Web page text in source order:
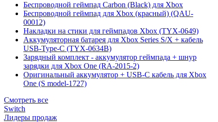
Беспроводной геймпад Carbon (Black) для Xbox
Беспроводной геймпад для Xbox (красный) (QAU-
00012)
Накладки на стики для геймпадов Xbox (TYX-0649)
Аккумуляторная батарея для Xbox Series S/X + кабель
USB-Type-C (TYX-0634B)
Зарядный комплект - аккумулятор геймпада + шнур
зарядки для Xbox One (RA-2015-2)
Оригинальный аккумулятор + USB-C кабель для Xbox
One (S model-1727)
Смотреть все
Switch
Лидеры продаж